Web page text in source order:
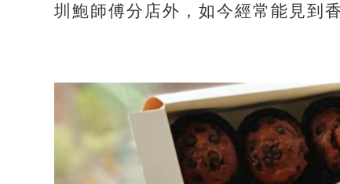
圳鮑師傅分店外，如今經常能見到